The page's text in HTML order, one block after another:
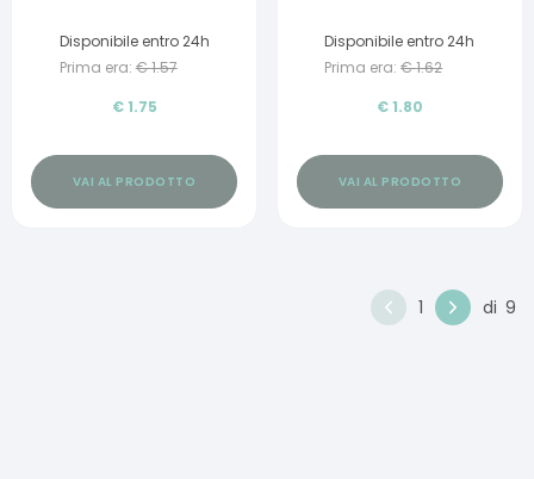
Disponibile entro 24h
Prima era: €1.57
€ 1.75
VAI AL PRODOTTO
Disponibile entro 24h
Prima era: €1.62
€ 1.80
VAI AL PRODOTTO
1 di 9